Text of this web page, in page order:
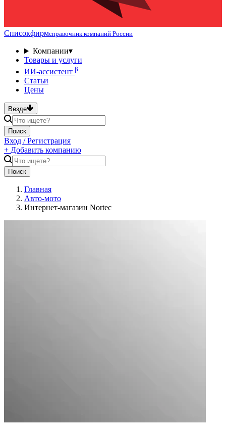
Списокфирмсправочник компаний России
Компании▾
Товары и услуги
ИИ-ассистент β
Статьи
Цены
Везде
Поиск
Вход / Регистрация
+ Добавить компанию
Поиск
Главная
Авто-мото
Интернет-магазин Nortec